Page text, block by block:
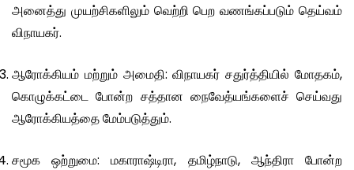
அனைத்து முயற்சிகளிலும் வெற்றி பெற வணங்கப்படும் தெய்வம்
விநாயகர்.
ஆரோக்கியம் மற்றும் அமைதி: விநாயகர் சதுர்த்தியில் மோதகம்,
கொழுக்கட்டை போன்ற சத்தான நைவேத்யங்களைச் செய்வது
ஆரோக்கியத்தை மேம்படுத்தும்.
சமூக ஒற்றுமை: மகாராஷ்டிரா, தமிழ்நாடு, ஆந்திரா போன்ற